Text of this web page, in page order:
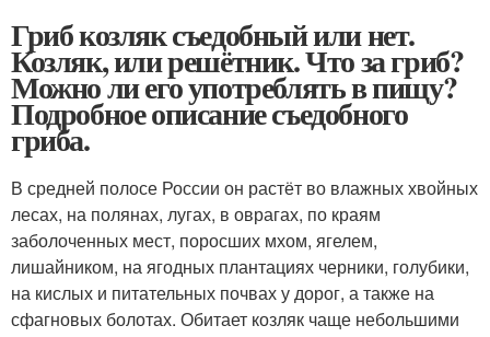
Гриб козляк съедобный или нет.
Козляк, или решётник. Что за гриб?
Можно ли его употреблять в пищу?
Подробное описание съедобного
гриба.
В средней полосе России он растёт во влажных хвойных
лесах, на полянах, лугах, в оврагах, по краям
заболоченных мест, поросших мхом, ягелем,
лишайником, на ягодных плантациях черники, голубики,
на кислых и питательных почвах у дорог, а также на
сфагновых болотах. Обитает козляк чаще небольшими